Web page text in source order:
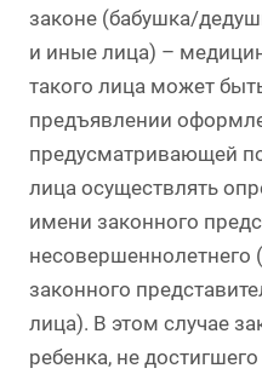
законе (бабушка/
и иные лица) –
такого лица может
предъявлении
предусматривающей
лица осуществлять
имени законного
несовершеннолетнего
законного
лица). В этом случае
ребенка, не